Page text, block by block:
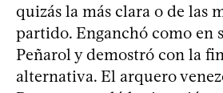
quizás la más clara o de las
partido. Enganchó como en
Peñarol y demostró con la
alternativa. El arquero